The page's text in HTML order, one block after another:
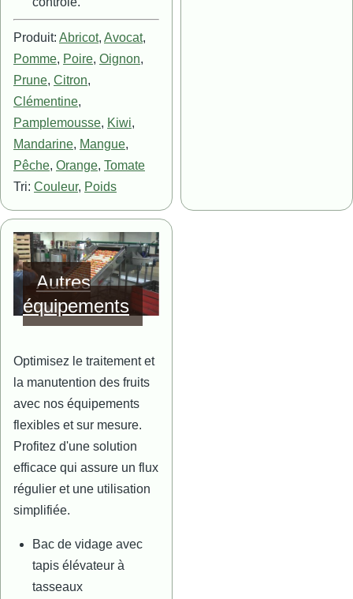
Produit: Abricot, Avocat,
Pomme, Poire, Oignon,
Prune, Citron,
Clémentine,
Pamplemousse, Kiwi,
Mandarine, Mangue,
Pêche, Orange, Tomate
Tri: Couleur, Poids
Image
Autres
équipements
Optimisez le traitement et
la manutention des fruits
avec nos équipements
flexibles et sur mesure.
Profitez d'une solution
efficace qui assure un flux
régulier et une utilisation
simplifiée.
Bac de vidage avec
tapis élévateur à
tasseaux